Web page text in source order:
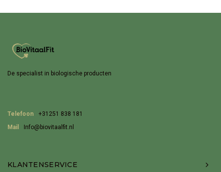
De specialist in biologische producten
Telefoon
+31251 838 181
Mail
Info@biovitaalfit.nl
KLANTENSERVICE